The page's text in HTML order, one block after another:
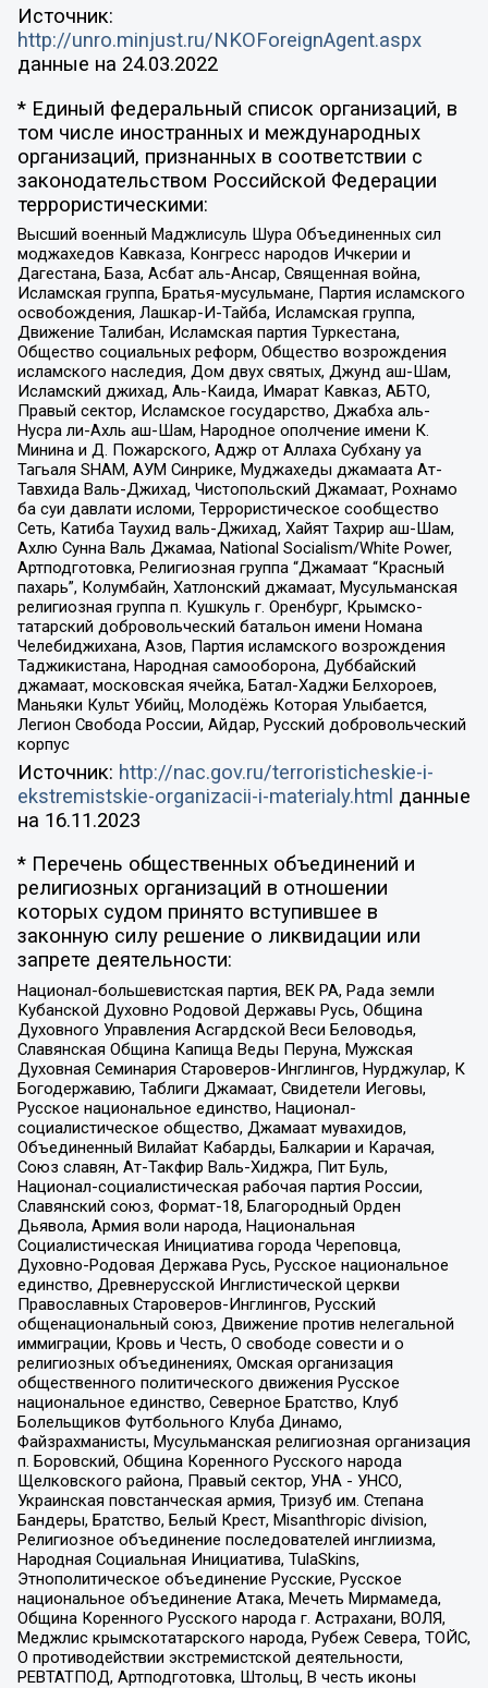
Источник:
http://unro.minjust.ru/NKOForeignAgent.aspx
данные на 24.03.2022
* Единый федеральный список организаций, в
том числе иностранных и международных
организаций, признанных в соответствии с
законодательством Российской Федерации
террористическими:
Высший военный Маджлисуль Шура Объединенных сил
моджахедов Кавказа, Конгресс народов Ичкерии и
Дагестана, База, Асбат аль-Ансар, Священная война,
Исламская группа, Братья-мусульмане, Партия исламского
освобождения, Лашкар-И-Тайба, Исламская группа,
Движение Талибан, Исламская партия Туркестана,
Общество социальных реформ, Общество возрождения
исламского наследия, Дом двух святых, Джунд аш-Шам,
Исламский джихад, Аль-Каида, Имарат Кавказ, АБТО,
Правый сектор, Исламское государство, Джабха аль-
Нусра ли-Ахль аш-Шам, Народное ополчение имени К.
Минина и Д. Пожарского, Аджр от Аллаха Субхану уа
Тагьаля SHAM, АУМ Синрике, Муджахеды джамаата Ат-
Тавхида Валь-Джихад, Чистопольский Джамаат, Рохнамо
ба суи давлати исломи, Террористическое сообщество
Сеть, Катиба Таухид валь-Джихад, Хайят Тахрир аш-Шам,
Ахлю Сунна Валь Джамаа, National Socialism/White Power,
Артподготовка, Религиозная группа “Джамаат “Красный
пахарь”, Колумбайн, Хатлонский джамаат, Мусульманская
религиозная группа п. Кушкуль г. Оренбург, Крымско-
татарский добровольческий батальон имени Номана
Челебиджихана, Азов, Партия исламского возрождения
Таджикистана, Народная самооборона, Дуббайский
джамаат, московская ячейка, Батал-Хаджи Белхороев,
Маньяки Культ Убийц, Молодёжь Которая Улыбается,
Легион Свобода России, Айдар, Русский добровольческий
корпус
Источник: http://nac.gov.ru/terroristicheskie-i-
ekstremistskie-organizacii-i-materialy.html данные
на 16.11.2023
* Перечень общественных объединений и
религиозных организаций в отношении
которых судом принято вступившее в
законную силу решение о ликвидации или
запрете деятельности:
Национал-большевистская партия, ВЕК РА, Рада земли
Кубанской Духовно Родовой Державы Русь, Община
Духовного Управления Асгардской Веси Беловодья,
Славянская Община Капища Веды Перуна, Мужская
Духовная Семинария Староверов-Инглингов, Нурджулар, К
Богодержавию, Таблиги Джамаат, Свидетели Иеговы,
Русское национальное единство, Национал-
социалистическое общество, Джамаат мувахидов,
Объединенный Вилайат Кабарды, Балкарии и Карачая,
Союз славян, Ат-Такфир Валь-Хиджра, Пит Буль,
Национал-социалистическая рабочая партия России,
Славянский союз, Формат-18, Благородный Орден
Дьявола, Армия воли народа, Национальная
Социалистическая Инициатива города Череповца,
Духовно-Родовая Держава Русь, Русское национальное
единство, Древнерусской Инглистической церкви
Православных Староверов-Инглингов, Русский
общенациональный союз, Движение против нелегальной
иммиграции, Кровь и Честь, О свободе совести и о
религиозных объединениях, Омская организация
общественного политического движения Русское
национальное единство, Северное Братство, Клуб
Болельщиков Футбольного Клуба Динамо,
Файзрахманисты, Мусульманская религиозная организация
п. Боровский, Община Коренного Русского народа
Щелковского района, Правый сектор, УНА - УНСО,
Украинская повстанческая армия, Тризуб им. Степана
Бандеры, Братство, Белый Крест, Misanthropic division,
Религиозное объединение последователей инглиизма,
Народная Социальная Инициатива, TulaSkins,
Этнополитическое объединение Русские, Русское
национальное объединение Атака, Мечеть Мирмамеда,
Община Коренного Русского народа г. Астрахани, ВОЛЯ,
Меджлис крымскотатарского народа, Рубеж Севера, ТОЙС,
О противодействии экстремистской деятельности,
РЕВТАТПОД, Артподготовка, Штольц, В честь иконы